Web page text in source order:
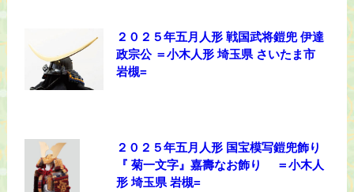
２０２５年五月人形 戦国武将鎧兜 伊達
政宗公 ＝小木人形 埼玉県 さいたま市
岩槻=
２０２５年五月人形 国宝模写鎧兜飾り
『 菊一文字』嘉壽なお飾り ＝小木人
形 埼玉県 岩槻=